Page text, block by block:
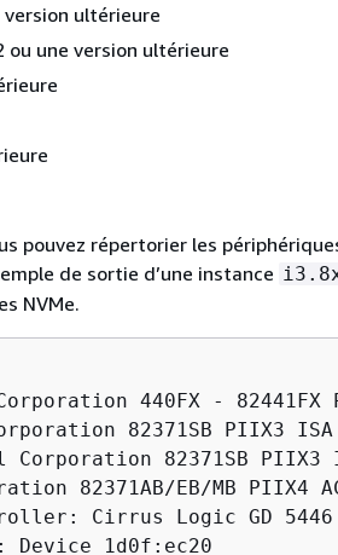
version ultérieure
ou une version ultérieure
pouvez répertorier les
de sortie d’une instance
NVMe.
440FX - 82441FX
82371SB PIIX3
82371SB
82371AB/EB/MB PIIX4
Cirrus Logic GD 5446
1d0f:ec20